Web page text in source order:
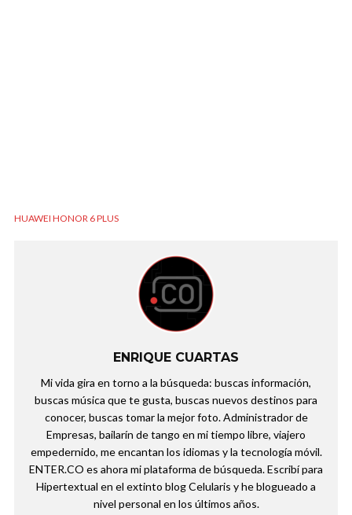
HUAWEI HONOR 6 PLUS
ENRIQUE CUARTAS
Mi vida gira en torno a la búsqueda: buscas información,
buscas música que te gusta, buscas nuevos destinos para
conocer, buscas tomar la mejor foto. Administrador de
Empresas, bailarín de tango en mi tiempo libre, viajero
empedernido, me encantan los idiomas y la tecnología móvil.
ENTER.CO es ahora mi plataforma de búsqueda. Escribí para
Hipertextual en el extinto blog Celularis y he blogueado a
nivel personal en los últimos años.